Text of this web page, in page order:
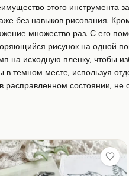
этого инструмента
без навыков рисования.
множество раз. С его
рисунок на одной
на исходную пленку, чтобы
в темном месте, используя
расправленном состоянии, не